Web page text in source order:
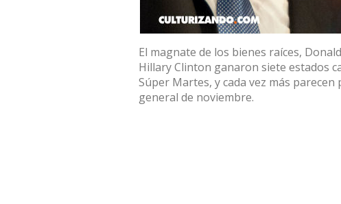
El magnate de los bienes raíces,
Hillary Clinton ganaron siete estados
Súper Martes, y cada vez más
general de noviembre.